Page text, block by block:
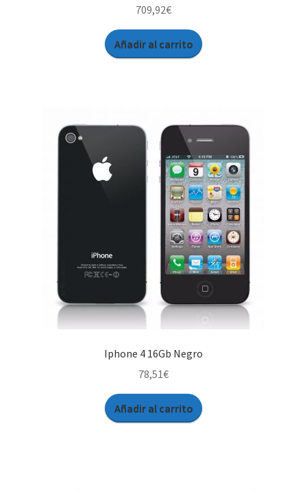
709,92€
Añadir al carrito
Iphone 4 16Gb Negro
78,51€
Añadir al carrito